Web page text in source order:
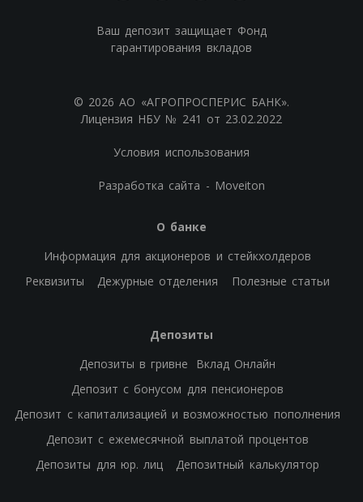
Ваш депозит защищает Фонд
гарантирования вкладов
© 2026 АО «АГРОПРОСПЕРИС БАНК».
Лицензия НБУ № 241 от 23.02.2022
Условия использования
Разработка сайта - Moveiton
О банке
Информация для акционеров и стейкхолдеров
Реквизиты
Дежурные отделения Полезные статьи
Депозиты
Депозиты в гривне
Вклад Онлайн
Депозит с бонусом для пенсионеров
Депозит с капитализацией и возможностью пополнения
Депозит с ежемесячной выплатой процентов
Депозиты для юр. лиц
Депозитный калькулятор